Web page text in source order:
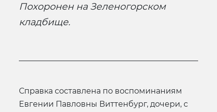
Похоронен на Зеленогорском
кладбище.
Справка составлена по воспоминаниям
Евгении Павловны Виттенбург, дочери, с